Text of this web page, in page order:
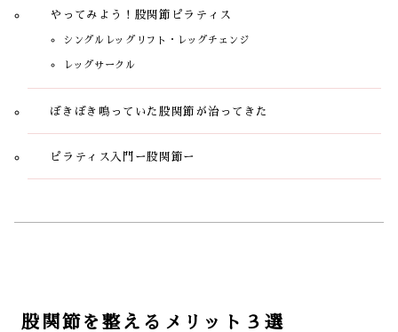
やってみよう！股関節ピラティス
シングルレッグリフト・レッグチェンジ
レッグサークル
ぼきぼき鳴っていた股関節が治ってきた
ピラティス入門ー股関節ー
股関節を整えるメリット３選